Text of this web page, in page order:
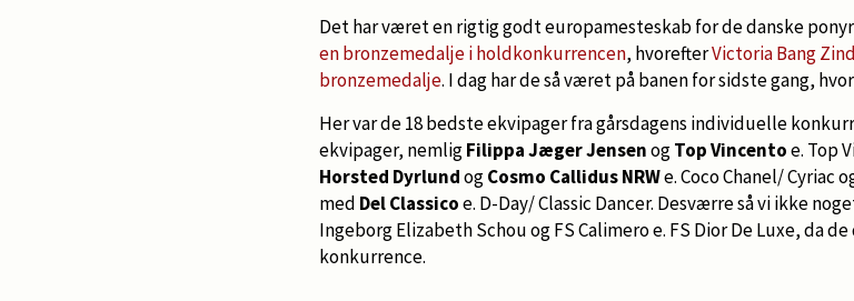
Det har været en rigtig godt europamesteskab for de danske
en bronzemedalje i holdkonkurrencen, hvorefterVictoria Bang
bronzemedalje. I dag har de så været på banen for sidste gang,
Her var de 18 bedste ekvipager fra gårsdagens individuelle
ekvipager, nemligFilippa Jæger JensenogTop Vincentoe. Top
Horsted DyrlundogCosmo Callidus NRWe. Coco Chanel/ Cyriac
med Del Classicoe. D-Day/ Classic Dancer. Desværre så vi ikke
Ingeborg Elizabeth Schou og FS Calimero e. FS Dior De Luxe, da
konkurrence.